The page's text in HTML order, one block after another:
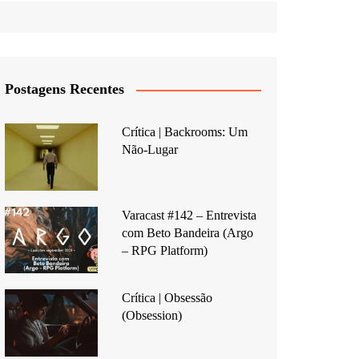
Postagens Recentes
Crítica | Backrooms: Um
Não-Lugar
Varacast #142 – Entrevista
com Beto Bandeira (Argo
– RPG Platform)
Crítica | Obsessão
(Obsession)